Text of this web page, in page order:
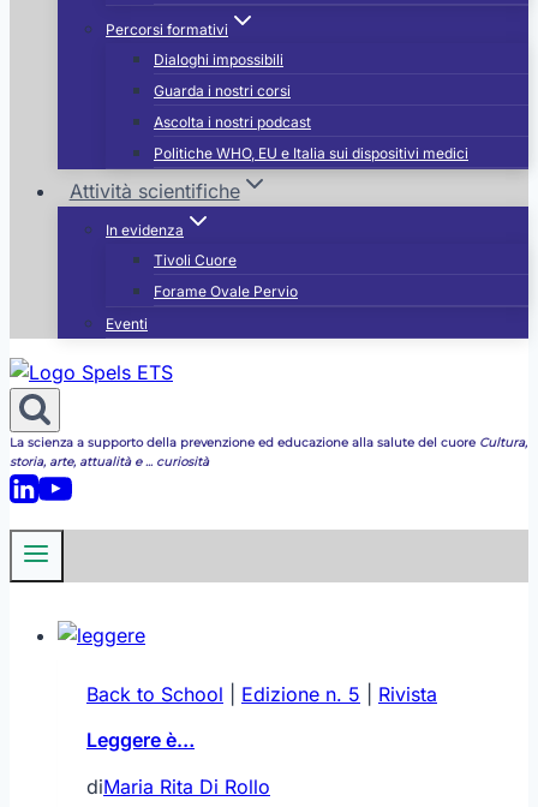
Percorsi formativi
Dialoghi impossibili
Guarda i nostri corsi
Ascolta i nostri podcast
Politiche WHO, EU e Italia sui dispositivi medici
Attività scientifiche
In evidenza
Tivoli Cuore
Forame Ovale Pervio
Eventi
La scienza a supporto della prevenzione ed educazione alla salute del cuore Cultura,
storia, arte, attualità e ... curiosità
Back to School Edizione n. 5
Rivista
Leggere è…
diMaria Rita Di Rollo